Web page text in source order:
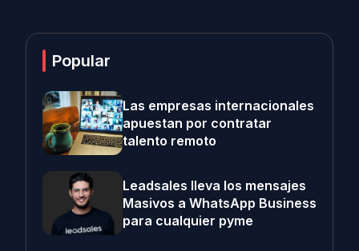
Popular
Las empresas internacionales
apuestan por contratar
talento remoto
Leadsales lleva los mensajes
Masivos a WhatsApp Business
para cualquier pyme